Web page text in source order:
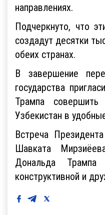
направлениях.
Подчеркнуто, что
создадут десятки
обеих странах.
В завершение
государства
Трампа
Узбекистан в
Встреча
Шавката
Дональда
конструктивной и